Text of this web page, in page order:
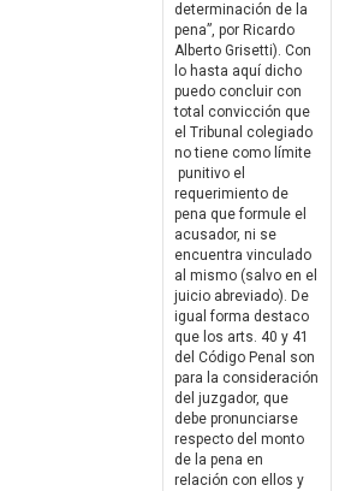
determinación de la
pena”, por Ricardo
Alberto Grisetti). Con
lo hasta aquí dicho
puedo concluir con
total convicción que
el Tribunal colegiado
no tiene como límite
punitivo el
requerimiento de
pena que formule el
acusador, ni se
encuentra vinculado
al mismo (salvo en el
juicio abreviado). De
igual forma destaco
que los arts. 40 y 41
del Código Penal son
para la consideración
del juzgador, que
debe pronunciarse
respecto del monto
de la pena en
relación con ellos y